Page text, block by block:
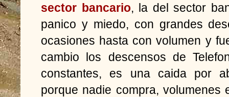
sector bancario, la del sector
panico y miedo, con grandes
ocasiones hasta con volumen y
cambio los descensos de
constantes, es una caida por
porque nadie compra,